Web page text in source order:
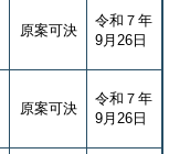
原案可決
令和７年
9月26日
原案可決
令和７年
9月26日